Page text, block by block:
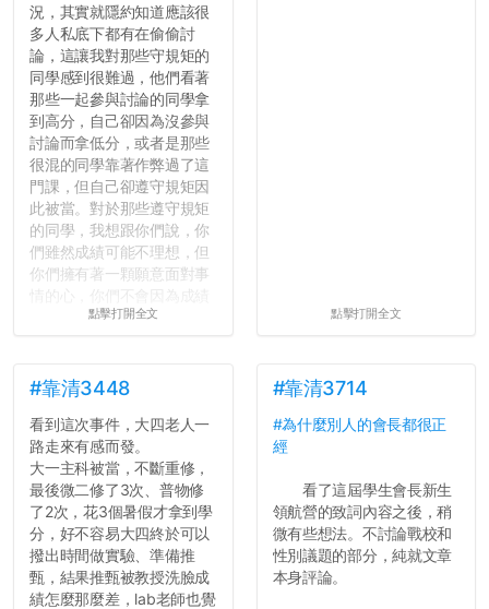
況，其實就隱約知道應該很
多人私底下都有在偷偷討
論，這讓我對那些守規矩的
同學感到很難過，他們看著
那些一起參與討論的同學拿
到高分，自己卻因為沒參與
討論而拿低分，或者是那些
很混的同學靠著作弊過了這
門課，但自己卻遵守規矩因
此被當。對於那些遵守規矩
的同學，我想跟你們說，你
們雖然成績可能不理想，但
你們擁有著一顆願意面對事
壓力而選擇逃避(作弊)，在
績無法體現你們的努力，但
往後你們正直的態度一定會
讓你們在社會上適應得更
好。最後，那些作弊的同
學，你們要瞭解到作弊對你
們而言是沒有任何好處的，
大學是你們唯一可以勇敢認
錯但不需要付出太大代價的
地方，你們在這時候如果不
會學會...
點擊打開全文 點擊打開全文
#靠清3448
看到這次事件，大四老人一
路走來有感而發。
大一主科被當，不斷重修，
最後微二修了3次、普物修
了2次，花3個暑假才拿到學
分，好不容易大四終於可以
撥出時間做實驗、準備推
甄，結果推甄被教授洗臉成
績怎麼那麼差，lab老師也覺
#靠清3714
#為什麼別人的會長都很正
經
看了這屆學生會長新生
領航營的致詞內容之後，稍
微有些想法。不討論戰校和
性別議題的部分，純就文章
本身評論。